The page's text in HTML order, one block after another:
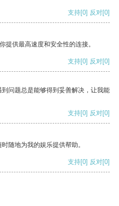
支持[0] 反对[0]
提供最高速度和安全性的连接。
支持[0] 反对[0]
问题总是能够得到妥善解决，让我能
支持[0] 反对[0]
随地为我的娱乐提供帮助。
支持[0] 反对[0]